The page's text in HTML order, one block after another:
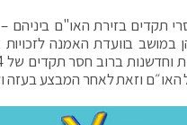
תקדים בזירת האו"ם ביניהם
וזאת לאחר המבצע בעזה